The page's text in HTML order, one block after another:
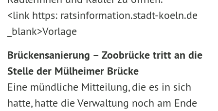
<link https: ratsinformation.stadt-koeln.de
_blank>Vorlage
Brückensanierung – Zoobrücke tritt an die
Stelle der Mülheimer Brücke
Eine mündliche Mitteilung, die es in sich
hatte, hatte die Verwaltung noch am Ende